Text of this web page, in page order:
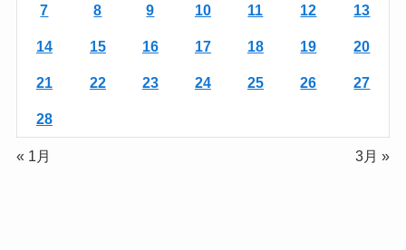
7 8 9 10 11 12 13
14 15 16 17 18 19 20
21 22 23 24 25 26 27
28
« 1月 3月 »